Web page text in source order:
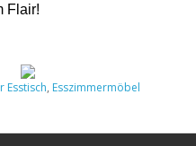
Flair!
Esstisch, Esszimmermöbel